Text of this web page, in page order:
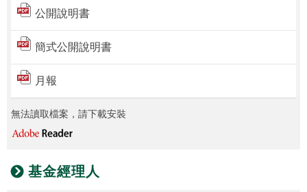
公開說明書
簡式公開說明書
月報
無法讀取檔案，請下載安裝
基金經理人